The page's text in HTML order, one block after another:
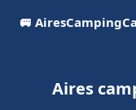
🚐
Aires